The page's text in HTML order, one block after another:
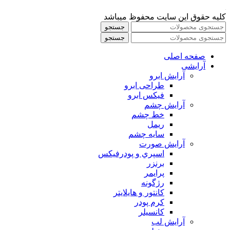
کلیه حقوق این سایت محفوظ میباشد
جستجو
جستجو
صفحه اصلی
آرایشی
آرايش ابرو
طراحی ابرو
فیکس ابرو
آرايش چشم
خط چشم
ريمل
سايه چشم
آرايش صورت
اسپري و پودرفيكس
برنزر
پرايمر
رژگونه
كانتور و هايلايتر
كرم پودر
كانسيلر
آرايش لب